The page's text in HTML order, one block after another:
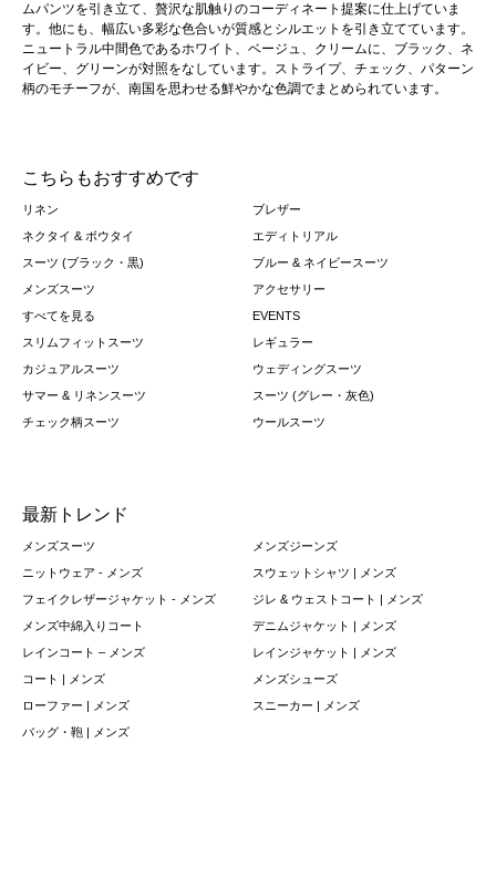
ムパンツを引き立て、贅沢な肌触りのコーディネート提案に仕上げていま
す。他にも、幅広い多彩な色合いが質感とシルエットを引き立てています。
ニュートラル中間色であるホワイト、ベージュ、クリームに、ブラック、ネ
イビー、グリーンが対照をなしています。ストライプ、チェック、パターン
柄のモチーフが、南国を思わせる鮮やかな色調でまとめられています。
こちらもおすすめです
リネン
ブレザー
ネクタイ & ボウタイ
エディトリアル
スーツ (ブラック・黒)
ブルー & ネイビースーツ
メンズスーツ
アクセサリー
すべてを見る
EVENTS
スリムフィットスーツ
レギュラー
カジュアルスーツ
ウェディングスーツ
サマー & リネンスーツ
スーツ (グレー・灰色)
チェック柄スーツ
ウールスーツ
最新トレンド
メンズスーツ
メンズジーンズ
ニットウェア - メンズ
スウェットシャツ | メンズ
フェイクレザージャケット - メンズ
ジレ & ウェストコート | メンズ
メンズ中綿入りコート
デニムジャケット | メンズ
レインコート – メンズ
レインジャケット | メンズ
コート | メンズ
メンズシューズ
ローファー | メンズ
スニーカー | メンズ
バッグ・鞄 | メンズ